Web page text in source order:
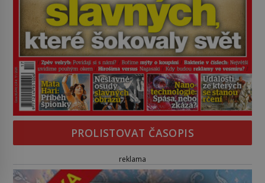
PROLISTOVAT ČASOPIS
reklama